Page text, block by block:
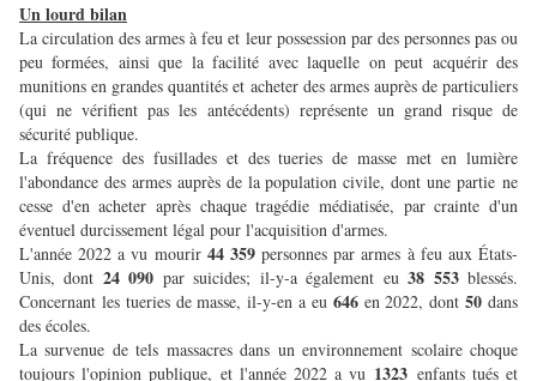
Un lourd bilan
La circulation des armes à feu et leur possession par des personnes pas ou
peu formées, ainsi que la facilité avec laquelle on peut acquérir des
munitions en grandes quantités et acheter des armes auprès de particuliers
(qui ne vérifient pas les antécédents) représente un grand risque de
sécurité publique.
La fréquence des fusillades et des tueries de masse met en lumière
l'abondance des armes auprès de la population civile, dont une partie ne
cesse d'en acheter après chaque tragédie médiatisée, par crainte d'un
éventuel durcissement légal pour l'acquisition d'armes.
L'année 2022 a vu mourir 44 359personnes par armes à feu aux États-
Unis, dont 24 090 par suicides; il-y-a également eu38 553blessés.
Concernant les tueries de masse, il-y-en a eu 646 en 2022, dont50dans
des écoles.
La survenue de tels massacres dans un environnement scolaire choque
toujours l'opinion publique, et l'année 2022 a vu 1323 enfants tués et